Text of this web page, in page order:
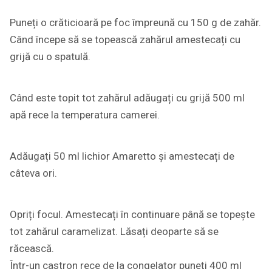
Puneți o crăticioară pe foc împreună cu 150 g de zahăr.
Când începe să se topească zahărul amestecați cu
grijă cu o spatulă.
Când este topit tot zahărul adăugați cu grijă 500 ml
apă rece la temperatura camerei.
Adăugați 50 ml lichior Amaretto și amestecați de
câteva ori.
Opriți focul. Amestecați în continuare până se topește
tot zahărul caramelizat. Lăsați deoparte să se
răcească.
Într-un castron rece de la congelator puneți 400 ml